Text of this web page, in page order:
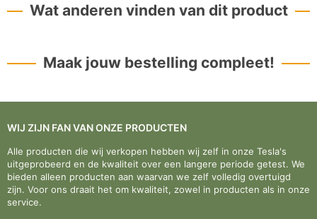
Wat anderen vinden van dit product
Maak jouw bestelling compleet!
WIJ ZIJN FAN VAN ONZE PRODUCTEN
Alle producten die wij verkopen hebben wij zelf in onze Tesla's
uitgeprobeerd en de kwaliteit over een langere periode getest. We
bieden alleen producten aan waarvan we zelf volledig overtuigd
zijn. Voor ons draait het om kwaliteit, zowel in producten als in onze
service.